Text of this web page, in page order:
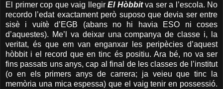
El primer cop que vaig llegir El Hòbbitva ser a l’escola. No
recordo l’edat exactament però suposo que devia ser entre
sisè i vuitè d’EGB (abans no hi havia ESO ni coses
d’aquestes). Me’l va deixar una companya de classe i, la
veritat, és que em van enganxar les peripècies d’aquest
hòbbit i el record que en tinc és positiu. Ara bé, no va ser
fins passats uns anys, cap al final de les classes de l’institut
(o en els primers anys de carrera; ja veieu que tinc la
memòria una mica espessa) que el vaig tenir en possessió.